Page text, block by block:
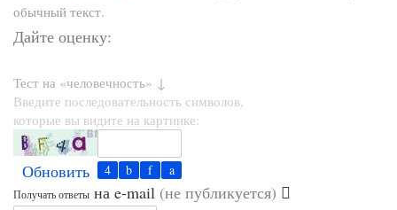
обычный текст.
Дайте оценку:
Тест на «человечность» ↓
Введите последовательность символов,
которые вы видите на картинке:
Обновить
Получать ответы на e-mail (не публикуется)